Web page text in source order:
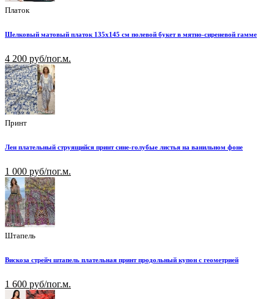
Платок
Шелковый матовый платок 135х145 см полевой букет в мятно-сиреневой гамме
4 200 руб/пог.м.
Принт
Лен плательный струящийся принт сине-голубые листья на ванильном фоне
1 000 руб/пог.м.
Штапель
Вискоза стрейч штапель плательная принт продольный купон с геометрией
1 600 руб/пог.м.